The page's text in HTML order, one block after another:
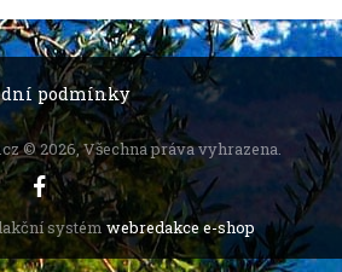
podmínky
© 2026, Všechna práva vyhrazena.
systémwebredakce e-shop